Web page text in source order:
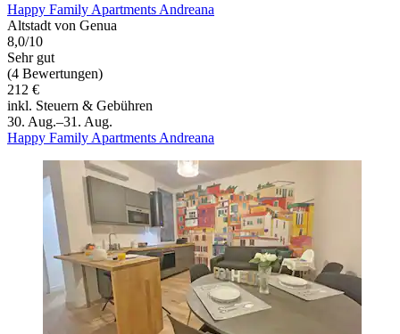
Happy Family Apartments Andreana
Altstadt von Genua
8,0/10
Sehr gut
(4 Bewertungen)
212 €
inkl. Steuern & Gebühren
30. Aug.–31. Aug.
Happy Family Apartments Andreana